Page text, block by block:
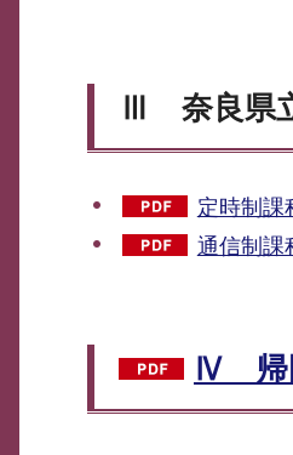
Ⅲ 奈良県
定時制課
通信制課
Ⅳ 帰